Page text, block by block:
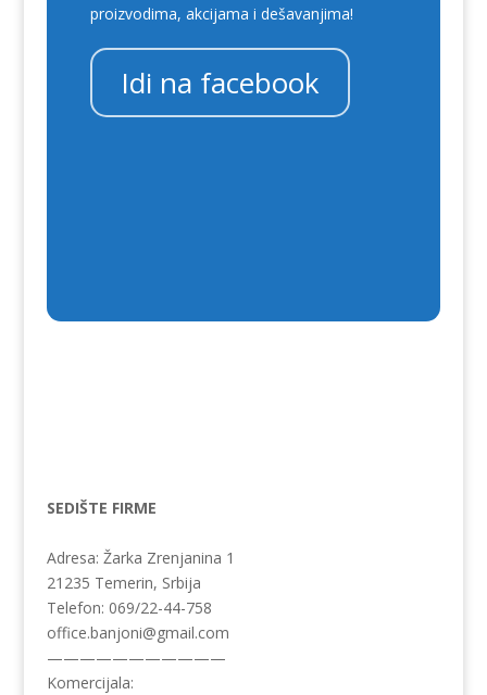
proizvodima, akcijama i dešavanjima!
Idi na facebook
SEDIŠTE FIRME
Adresa: Žarka Zrenjanina 1
21235 Temerin, Srbija
Telefon: 069/22-44-758
office.banjoni@gmail.com
———————————
Komercijala: